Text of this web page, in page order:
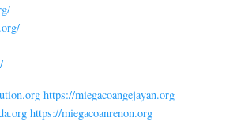
https://miegacoangejayan.org
https://miegacoanrenon.org